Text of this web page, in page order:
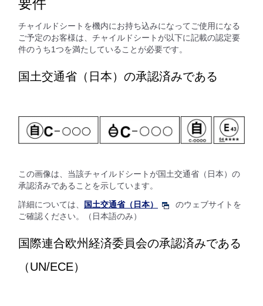
要件
チャイルドシートを機内にお持ち込みになってご使用になる
ご予定のお客様は、チャイルドシートが以下に記載の認定要
件のうち1つを満たしていることが必要です。
国土交通省（日本）の承認済みである
この画像は、当該チャイルドシートが国土交通省（日本）の
承認済みであることを示しています。
詳細については、
国土交通省（日本）
のウェブサイトを
ご確認ください。（日本語のみ）
国際連合欧州経済委員会の承認済みである
（UN/ECE）